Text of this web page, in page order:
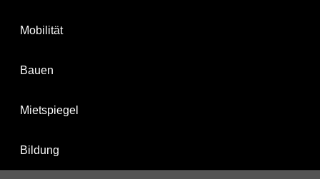
Mobilität
Bauen
Mietspiegel
Bildung